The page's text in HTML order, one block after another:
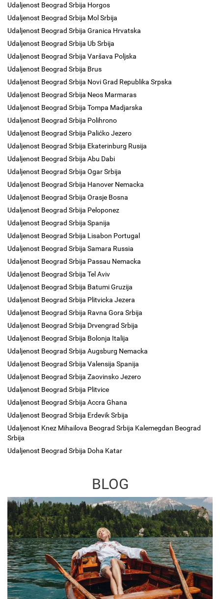
Udaljenost Beograd Srbija Horgos
Udaljenost Beograd Srbija Mol Srbija
Udaljenost Beograd Srbija Granica Hrvatska
Udaljenost Beograd Srbija Ub Srbija
Udaljenost Beograd Srbija Varšava Poljska
Udaljenost Beograd Srbija Brus
Udaljenost Beograd Srbija Novi Grad Republika Srpska
Udaljenost Beograd Srbija Neos Marmaras
Udaljenost Beograd Srbija Tompa Madjarska
Udaljenost Beograd Srbija Polihrono
Udaljenost Beograd Srbija Palićko Jezero
Udaljenost Beograd Srbija Ekaterinburg Rusija
Udaljenost Beograd Srbija Abu Dabi
Udaljenost Beograd Srbija Ogar Srbija
Udaljenost Beograd Srbija Hanover Nemacka
Udaljenost Beograd Srbija Orasje Bosna
Udaljenost Beograd Srbija Peloponez
Udaljenost Beograd Srbija Spanija
Udaljenost Beograd Srbija Lisabon Portugal
Udaljenost Beograd Srbija Samara Russia
Udaljenost Beograd Srbija Passau Nemacka
Udaljenost Beograd Srbija Tel Aviv
Udaljenost Beograd Srbija Batumi Gruzija
Udaljenost Beograd Srbija Plitvicka Jezera
Udaljenost Beograd Srbija Ravna Gora Srbija
Udaljenost Beograd Srbija Drvengrad Srbija
Udaljenost Beograd Srbija Bolonja Italija
Udaljenost Beograd Srbija Augsburg Nemacka
Udaljenost Beograd Srbija Valensija Spanija
Udaljenost Beograd Srbija Zaovinsko Jezero
Udaljenost Beograd Srbija Plitvice
Udaljenost Beograd Srbija Accra Ghana
Udaljenost Beograd Srbija Erdevik Srbija
Udaljenost Knez Mihailova Beograd Srbija Kalemegdan Beograd
Srbija
Udaljenost Beograd Srbija Doha Katar
BLOG